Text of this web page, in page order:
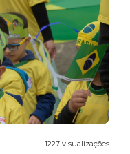
1227 visualizações